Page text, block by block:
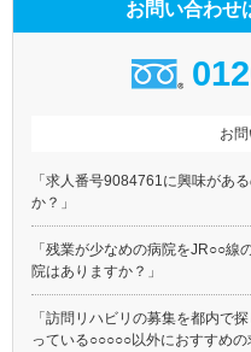
お問い合わせ
お
「求人番号9084761に興味があ
か？」
「残業が少なめの病院をJR○○
院はありますか？」
「訪問リハビリの募集を都内で
っている○○○○○以外におすすめの